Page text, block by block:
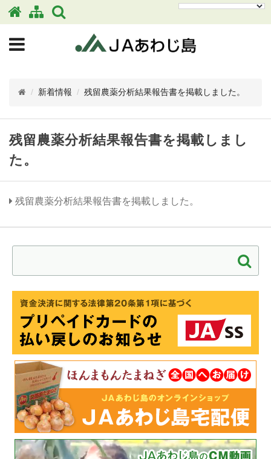
/ 新着情報 / 残留農薬分析結果報告書を掲載しました。
残留農薬分析結果報告書を掲載しまし
た。
残留農薬分析結果報告書を掲載しました。